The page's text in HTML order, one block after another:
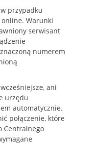
przypadku
Warunki
serwisant
numerem
ani
urzędu
automatycznie.
połączenie, które
Centralnego